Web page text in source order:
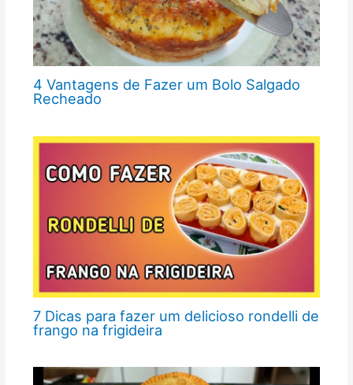
4 Vantagens de Fazer um Bolo Salgado
Recheado
7 Dicas para fazer um delicioso rondelli de
frango na frigideira